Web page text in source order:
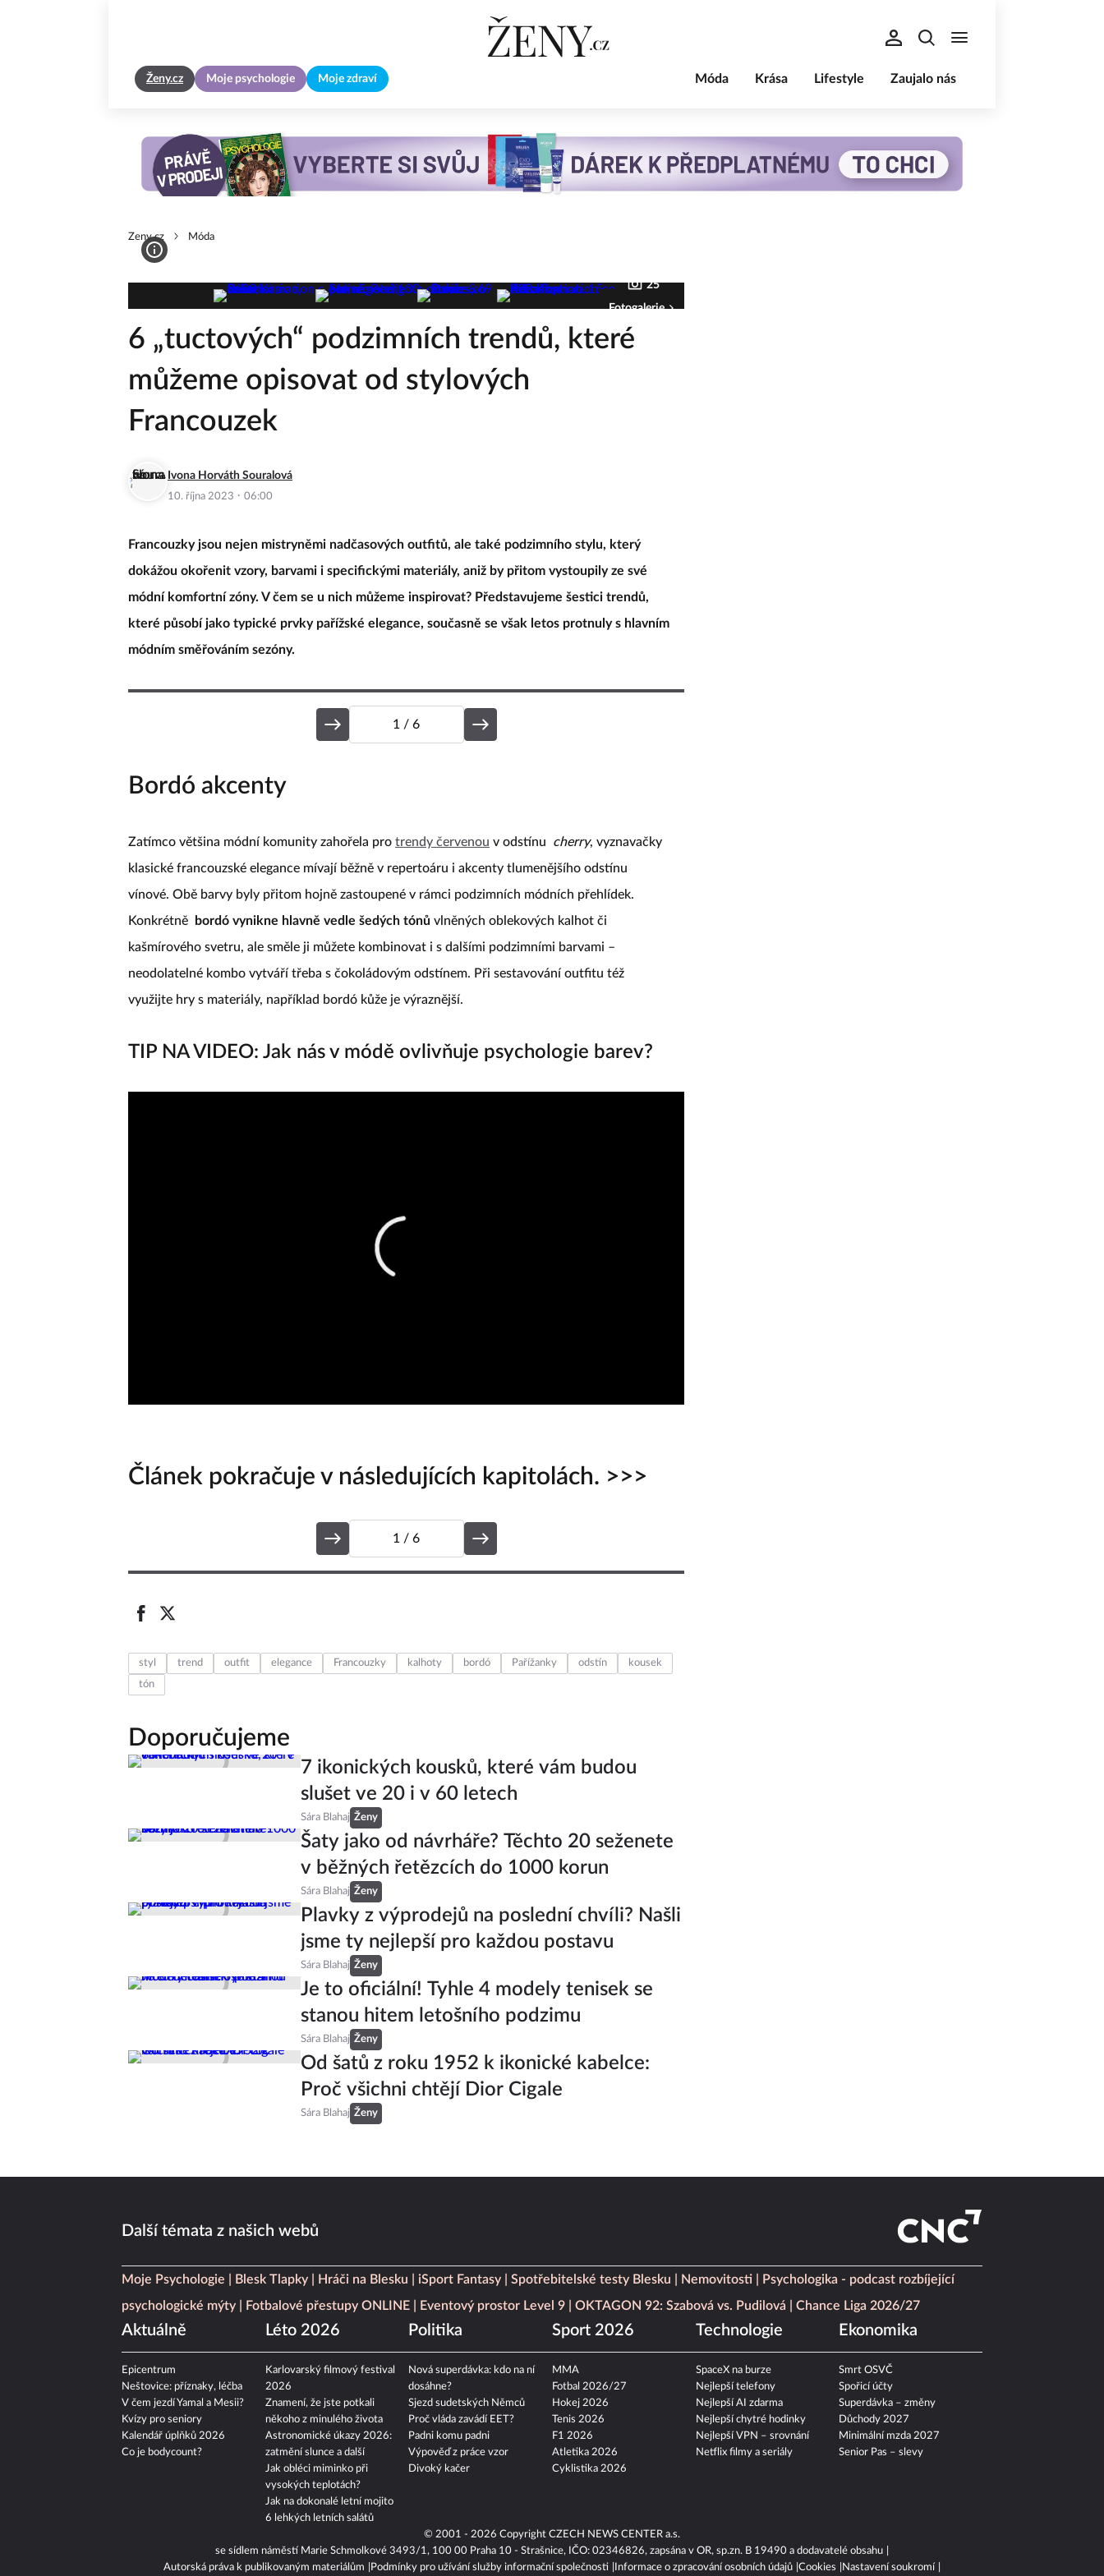
Ženy.cz Moje psychologie Moje zdraví Móda Krása Lifestyle Zaujalo nás
Zeny.cz Móda
25
Fotogalerie
6 „tuctových“ podzimních trendů, které
můžeme opisovat od stylových
Francouzek
Ivona Horváth Souralová
10. října 2023 · 06:00
Francouzky jsou nejen mistryněmi nadčasových outfitů, ale také podzimního stylu, který
dokážou okořenit vzory, barvami i specifickými materiály, aniž by přitom vystoupily ze své
módní komfortní zóny. V čem se u nich můžeme inspirovat? Představujeme šestici trendů,
které působí jako typické prvky pařížské elegance, současně se však letos protnuly s hlavním
módním směřováním sezóny.
1 / 6
Bordó akcenty
Zatímco většina módní komunity zahořela pro trendy červenou v odstínu cherry, vyznavačky
klasické francouzské elegance mívají běžně v repertoáru i akcenty tlumenějšího odstínu
vínové. Obě barvy byly přitom hojně zastoupené v rámci podzimních módních přehlídek.
Konkrétně
bordó vynikne hlavně vedle šedých tónů vlněných oblekových kalhot či
kašmírového svetru, ale směle ji můžete kombinovat i s dalšími podzimními barvami –
neodolatelné kombo vytváří třeba s čokoládovým odstínem. Při sestavování outfitu též
využijte hry s materiály, například bordó kůže je výraznější.
TIP NA VIDEO: Jak nás v módě ovlivňuje psychologie barev?
Článek pokračuje v následujících kapitolách. >>>
1 / 6
styl trend outfit elegance Francouzky kalhoty bordó Pařížanky odstín
kousek
tón
Doporučujeme
7 ikonických kousků, které vám budou
slušet ve 20 i v 60 letech
Sára Blahaj Ženy
Šaty jako od návrháře? Těchto 20 seženete
v běžných řetězcích do 1000 korun
Sára Blahaj Ženy
Plavky z výprodejů na poslední chvíli? Našli
jsme ty nejlepší pro každou postavu
Sára Blahaj Ženy
Je to oficiální! Tyhle 4 modely tenisek se
stanou hitem letošního podzimu
Sára Blahaj Ženy
Od šatů z roku 1952 k ikonické kabelce:
Proč všichni chtějí Dior Cigale
Sára Blahaj Ženy
© 2001 - 2026 Copyright CZECH NEWS CENTER a.s.
se sídlem náměstí Marie Schmolkové 3493/1, 100 00 Praha 10 - Strašnice, IČO: 02346826, zapsána v OR, sp.zn. B 19490 a dodavatelé obsahu
Autorská práva k publikovaným materiálům
Podmínky pro užívání služby informační společnosti Informace o zpracování osobních údajů Cookies Nastavení soukromí
Další témata z našich webů
Moje Psychologie Blesk Tlapky Hráči na Blesku iSport Fantasy Spotřebitelské testy Blesku Nemovitosti
Psychologika - podcast rozbíjející
psychologické mýty
Fotbalové přestupy ONLINE Eventový prostor Level 9 OKTAGON 92: Szabová vs. Pudilová Chance Liga 2026/27
Aktuálně
Epicentrum
Neštovice: příznaky, léčba
V čem jezdí Yamal a Mesii?
Kvízy pro seniory
Kalendář úplňků 2026
Co je bodycount?
Léto 2026
Karlovarský filmový festival
2026
Znamení, že jste potkali
někoho z minulého života
Astronomické úkazy 2026:
zatmění slunce a další
Jak obléci miminko při
vysokých teplotách?
Jak na dokonalé letní mojito
6 lehkých letních salátů
Politika
Nová superdávka: kdo na ní
dosáhne?
Sjezd sudetských Němců
Proč vláda zavádí EET?
Padni komu padni
Výpověď z práce vzor
Divoký kačer
Sport 2026
MMA
Fotbal 2026/27
Hokej 2026
Tenis 2026
F1 2026
Atletika 2026
Cyklistika 2026
Technologie
SpaceX na burze
Nejlepší telefony
Nejlepší AI zdarma
Nejlepší chytré hodinky
Nejlepší VPN – srovnání
Netflix filmy a seriály
Ekonomika
Smrt OSVČ
Spořicí účty
Superdávka – změny
Důchody 2027
Minimální mzda 2027
Senior Pas – slevy